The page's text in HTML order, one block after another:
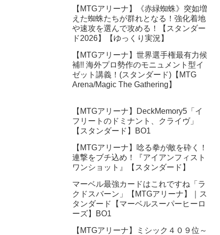
【MTGアリーナ】《赤緑蜘蛛》突如増
えた蜘蛛たちが群れとなる！強化着地
や速攻を選んで攻める！【スタンダー
ド2026】【ゆっくり実況】
【MTGアリーナ】世界選手権最有力候
補!! 海外プロ勢作のモニュメント型イ
ゼット講義！(スタンダード)【MTG
Arena/Magic The Gathering】
【MTGアリーナ】DeckMemory5「イ
フリートのドミナント、クライヴ」
【スタンダード】BO1
【MTGアリーナ】唸る拳が敵を砕く！
連撃をブチ込め！『アイアンフィスト
ワンショット』【スタンダード】
マーベル最強カードはこれですね「ラ
クドスバーン」【MTGアリーナ】｜ス
タンダード【マーベルスーパーヒーロ
ーズ】BO1
【MTGアリーナ】ミシック４０９位～